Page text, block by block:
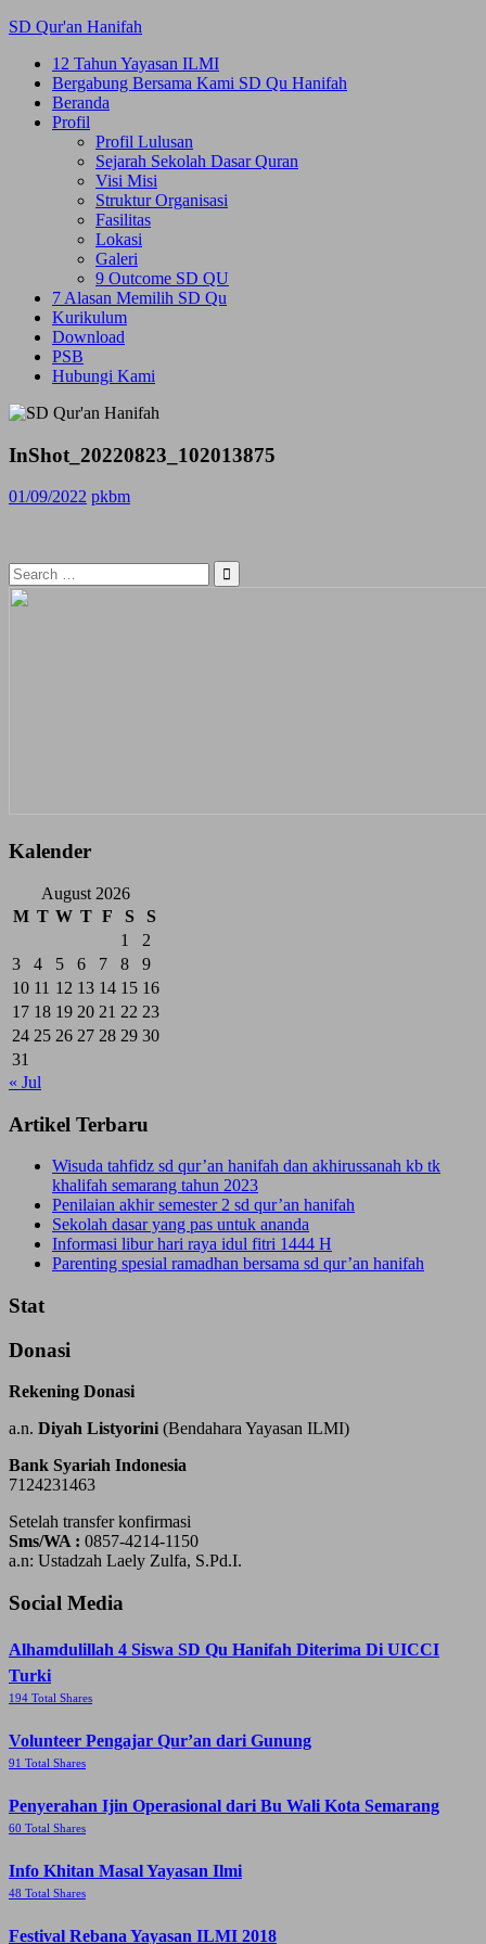
Skip
content
SD Qur'an Hanifah
12 Tahun Yayasan ILMI
Bergabung Bersama Kami SD Qu Hanifah
Beranda
Profil
Profil Lulusan
Sejarah Sekolah Dasar Quran
Visi Misi
Struktur Organisasi
Fasilitas
Lokasi
Galeri
9 Outcome SD QU
7 Alasan Memilih SD Qu
Kurikulum
Download
PSB
Hubungi Kami
InShot_20220823_102013875
01/09/2022 pkbm
Search
for:
Kalender
August 2026
M T W T F S
S
1
2
3
4 5 6 7 8
9
10 11 12 13 14 15 16
17 18 19 20 21 22 23
24 25 26 27 28 29 30
31
« Jul
Artikel Terbaru
Wisuda tahfidz sd qur’an hanifah dan akhirussanah kb tk
khalifah semarang tahun 2023
Penilaian akhir semester 2 sd qur’an hanifah
Sekolah dasar yang pas untuk ananda
Informasi libur hari raya idul fitri 1444 H
Parenting spesial ramadhan bersama sd qur’an hanifah
Stat
Donasi
Rekening Donasi
a.n. Diyah Listyorini (Bendahara Yayasan ILMI)
Bank Syariah Indonesia
7124231463
Setelah transfer konfirmasi
Sms/WA : 0857-4214-1150
a.n: Ustadzah Laely Zulfa, S.Pd.I.
Social Media
Alhamdulillah 4 Siswa SD Qu Hanifah Diterima Di UICCI
Turki
194 Total Shares
Volunteer Pengajar Qur’an dari Gunung
91 Total Shares
Penyerahan Ijin Operasional dari Bu Wali Kota Semarang
60 Total Shares
Info Khitan Masal Yayasan Ilmi
48 Total Shares
Festival Rebana Yayasan ILMI 2018